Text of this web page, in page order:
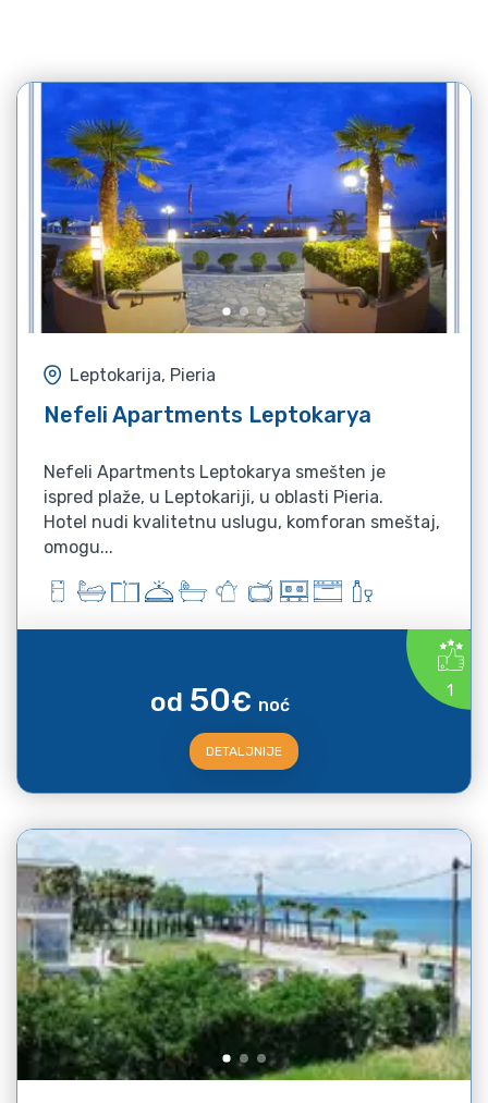
Leptokarija, Pieria
Nefeli Apartments Leptokarya
Nefeli Apartments Leptokarya smešten je
ispred plaže, u Leptokariji, u oblasti Pieria.
Hotel nudi kvalitetnu uslugu, komforan smeštaj,
omogu...
1
od 50€ noć
DETALJNIJE